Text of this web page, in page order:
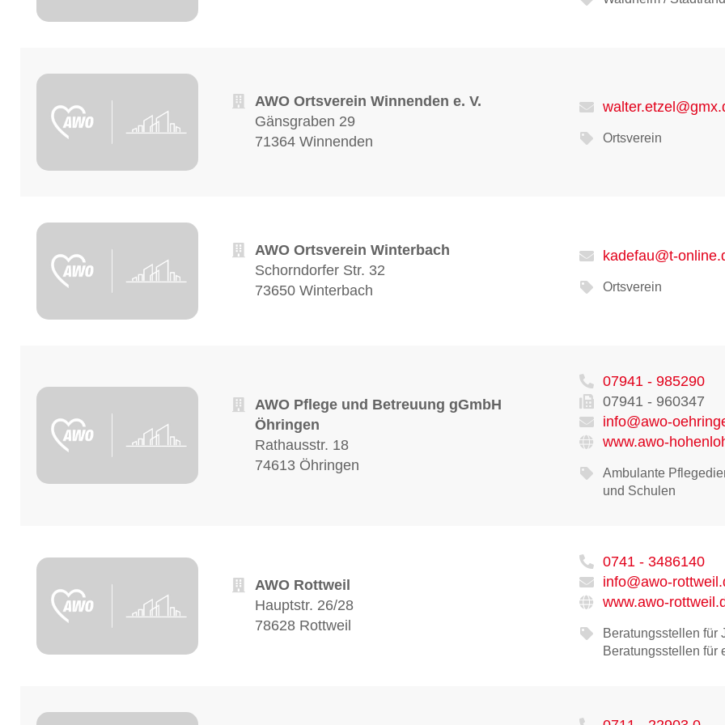
AWO Ortsverein Winnenden e. V.
Gänsgraben 29
71364 Winnenden
Ortsverein
AWO Ortsverein Winterbach
Schorndorfer Str. 32
73650 Winterbach
kadefau@t-
Ortsverein
AWO Pflege und Betreuung gGmbH
Öhringen
Rathausstr. 18
74613 Öhringen
07941 - 985290
07941 - 960347
info@awo-
www.awo-
Ambulante
und Schulen
AWO Rottweil
Hauptstr. 26/28
78628 Rottweil
0741 - 3486140
info@awo-
www.awo-
Beratungsstellen für
Beratungsstellen für